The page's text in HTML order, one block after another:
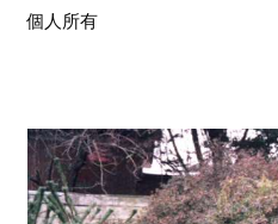
個人所有